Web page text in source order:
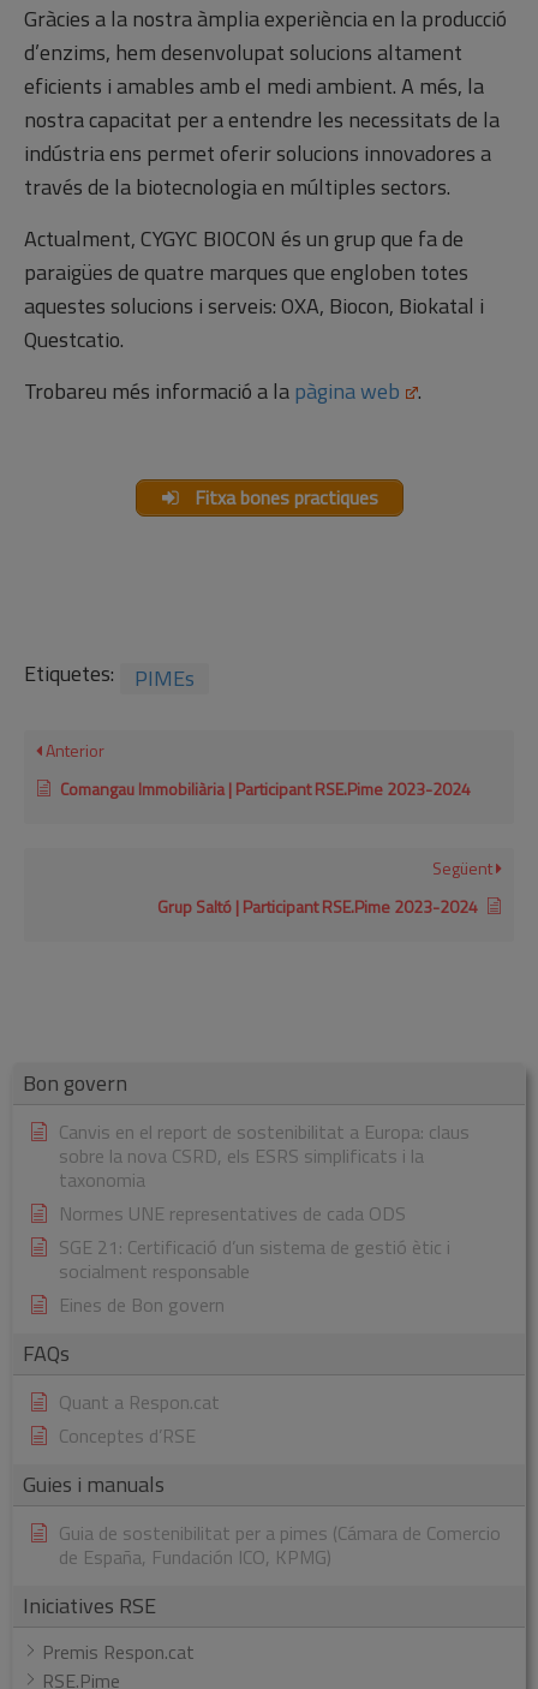
Bon govern
Canvis en el report de sostenibilitat a Europa: claus
sobre la nova CSRD, els ESRS simplificats i la
taxonomia
Normes UNE representatives de cada ODS
SGE 21: Certificació d’un sistema de gestió ètic i
socialment responsable
Eines de Bon govern
FAQs
Quant a Respon.cat
Conceptes d’RSE
Guies i manuals
Guia de sostenibilitat per a pimes (Cámara de Comercio
de España, Fundación ICO, KPMG)
Iniciatives RSE
Premis Respon.cat
RSE.Pime
Gràcies a la nostra àmplia experiència en la producció
d’enzims, hem desenvolupat solucions altament
eficients i amables amb el medi ambient. A més, la
nostra capacitat per a entendre les necessitats de la
indústria ens permet oferir solucions innovadores a
través de la biotecnologia en múltiples sectors.
Actualment, CYGYC BIOCON és un grup que fa de
paraigües de quatre marques que engloben totes
aquestes solucions i serveis: OXA, Biocon, Biokatal i
Questcatio.
Trobareu més informació a lapàgina web .
Fitxa bones practiques
Etiquetes: PIMEs
Anterior
Comangau Immobiliària | Participant RSE.Pime 2023-2024
Següent
Grup Saltó | Participant RSE.Pime 2023-2024